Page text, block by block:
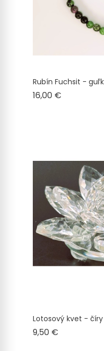
Rubín Fuchsit -
16,00 €
Lotosový kvet - číry
9,50 €